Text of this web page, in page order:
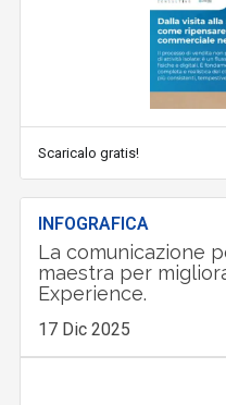
Scaricalo gratis!
INFOGRAFICA
La comunicazione
maestra per
Experience.
17 Dic 2025